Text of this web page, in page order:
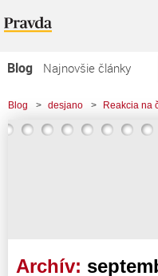
Blog
Najnovšie články
Najčítanejšie články
Najkomentovanejšie články
Blog > desjano > Reakcia na
Archív: